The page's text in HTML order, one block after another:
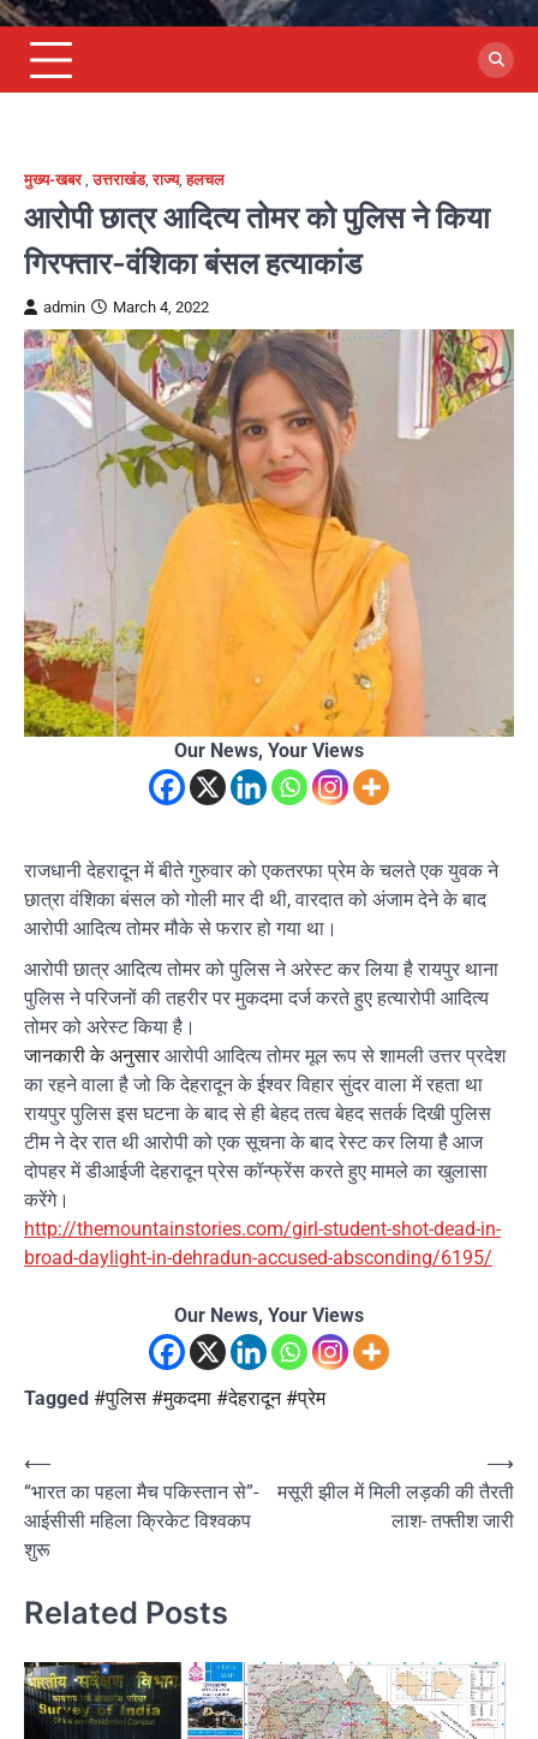
मुख्य-खबर,उत्तराखंड,राज्य,हलचल
आरोपी छात्र आदित्य तोमर को पुलिस ने किया
गिरफ्तार-वंशिका बंसल हत्याकांड
admin March 4, 2022
Our News, Your Views
राजधानी देहरादून में बीते गुरुवार को एकतरफा प्रेम के चलते एक युवक ने
छात्रा वंशिका बंसल को गोली मार दी थी, वारदात को अंजाम देने के बाद
आरोपी आदित्य तोमर मौके से फरार हो गया था।
आरोपी छात्र आदित्य तोमर को पुलिस ने अरेस्ट कर लिया है रायपुर थाना
पुलिस ने परिजनों की तहरीर पर मुकदमा दर्ज करते हुए हत्यारोपी आदित्य
तोमर को अरेस्ट किया है।
जानकारी के अनुसार आरोपी आदित्य तोमर मूल रूप से शामली उत्तर प्रदेश
का रहने वाला है जो कि देहरादून के ईश्वर विहार सुंदर वाला में रहता था
रायपुर पुलिस इस घटना के बाद से ही बेहद तत्व बेहद सतर्क दिखी पुलिस
टीम ने देर रात थी आरोपी को एक सूचना के बाद रेस्ट कर लिया है आज
दोपहर में डीआईजी देहरादून प्रेस कॉन्फ्रेंस करते हुए मामले का खुलासा
करेंगे।
http://themountainstories.com/girl-student-shot-dead-in-
broad-daylight-in-dehradun-accused-absconding/6195/
Our News, Your Views
Tagged #पुलिस #मुकदमा #देहरादून #प्रेम
Post
navigation
⟵
“भारत का पहला मैच पकिस्तान से”-
आईसीसी महिला क्रिकेट विश्वकप
शुरू
मसूरी झील में मिली लड़की की तैरती
लाश- तफ्तीश जारी
⟶
Related Posts